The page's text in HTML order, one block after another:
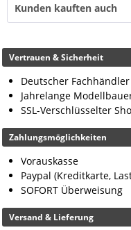
Kunden kauften auch
Vertrauen & Sicherheit
Deutscher Fachhändler
Jahrelange
SSL-Verschlüsselter
Zahlungsmöglichkeiten
Vorauskasse
Paypal (Kreditkarte,
SOFORT Überweisung
Versand & Lieferung